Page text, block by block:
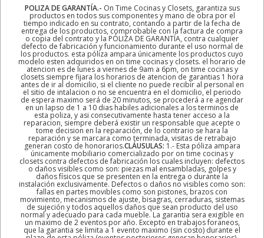
POLIZA DE GARANTÍA.- On Time Cocinas y Closets, garantiza sus
productos en todos sus componentes y mano de obra por el
tiempo indicado en su contrato, contando a partir de la fecha de
entrega de los productos, comprobable con la factura de compra
o copia del contrato y la PÓLIZA DE GARANTÍA, contra cualquier
defecto de fabricación y funcionamiento durante el uso normal de
los productos. esta póliza ampara únicamente los productos cuyo
modelo esten adquiridos en on time cocinas y closets. el horario de
atencion es de lunes a viernes de 9am a 6pm, on time cocinas y
closets siempre fijara los horarios de atencion de garantias 1 hora
antes de ir al domicilio, si el cliente no puede recibir al personal en
el sitio de intalacion o no se encuentra en el domicilio, el periodo
de espera maximo será de 20 minutos, se procederá a re agendar
en un lapso de 1 a 10 dias habiles adicionales a los terminos de
esta poliza, y asi consecutivamente hasta tener acceso a la
reparacion, siempre deberá existir un responsable que acepte o
tome decision en la reparación, de lo contrario se hara la
reparación y se marcara como terminada, visitas de retrabajo
generan costo de honorarios.CLÁUSULAS: 1.- Esta póliza ampara
únicamente mobiliario comercializado por on time cocinas y
closets contra defectos de fabricación los cuales incluyen: defectos
o daños visibles como son: piezas mal ensambladas, golpes y
daños físicos que se presenten en la entrega o durante la
instalación exclusivamente. Defectos o daños no visibles como son:
fallas en partes movibles como son pistones, brazos con
movimiento, mecanismos de ajuste, bisagras, cerraduras, sistemas
de sujeción y todos aquellos daños que sean producto del uso
normal y adecuado para cada mueble. La garantia sera exigible en
un maximo de 2 eventos por año. Excepto en trabajos foraneos,
que la garantia se limita a 1 evento maximo (sin costo) durante el